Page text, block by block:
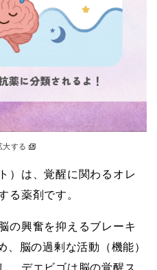
大する
）は、覚醒に関わるオレ
る薬剤です。
の興奮を抑えるブレーキ
脳の過剰な活動（機能）
、デエビゴは脳の覚醒ス